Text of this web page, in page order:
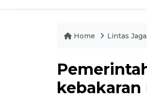
Home Lintas
kebakaran